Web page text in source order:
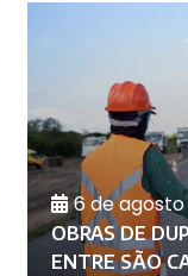
6 de
OBRAS DE
ENTRE SÃO